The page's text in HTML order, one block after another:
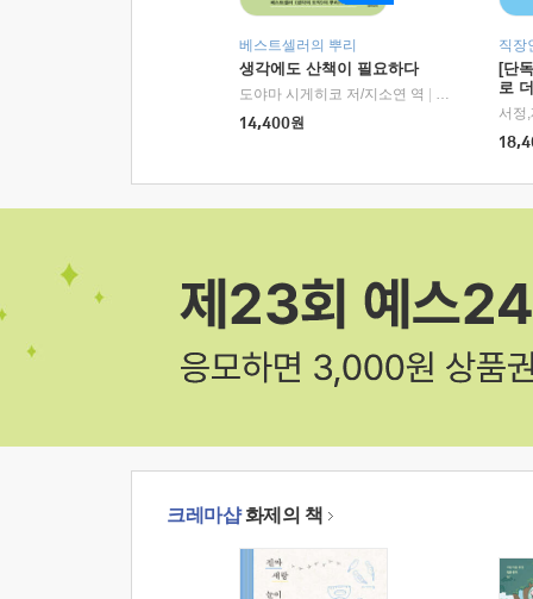
베스트셀러의 뿌리
생각에도 산책이 필요하다
도야마 시게히코 저/지소연 역
알에이치코리
14,400원
직장
[단
로
크레마샵화제의 책